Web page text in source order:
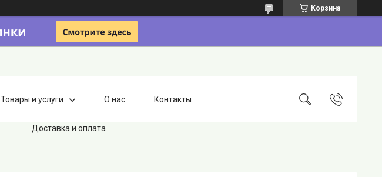
Корзина
Товары и услуги О нас Контакты
Доставка и оплата